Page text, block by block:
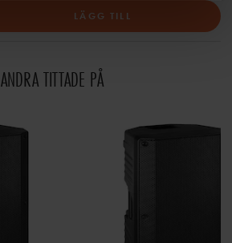
LÄGG TILL
ANDRA TITTADE PÅ